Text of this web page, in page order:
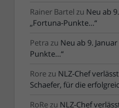
Rainer Bartel zu Neu ab
„Fortuna-Punkte…“
Petra zu Neu ab 9.
Punkte…“
Rorezu NLZ-Chef
Schaefer, für die
RoRezu NLZ-Chef